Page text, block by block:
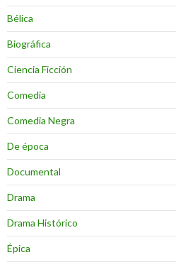
Bélica
Biográfica
Ciencia Ficción
Comedia
Comedia Negra
De época
Documental
Drama
Drama Histórico
Épica